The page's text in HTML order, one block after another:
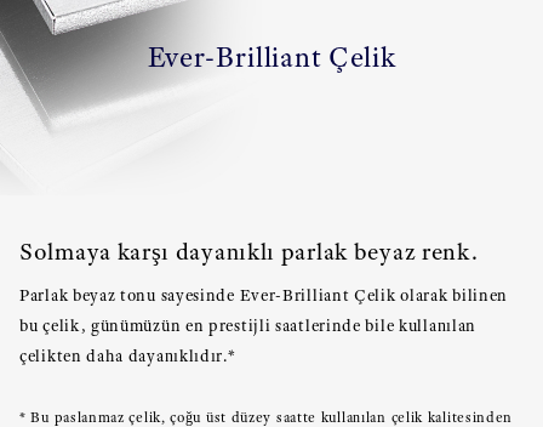
Ever-Brilliant Çelik
Solmaya karşı dayanıklı parlak beyaz renk.
Parlak beyaz tonu sayesinde Ever-Brilliant Çelik olarak bilinen
bu çelik, günümüzün en prestijli saatlerinde bile kullanılan
çelikten daha dayanıklıdır.*
* Bu paslanmaz çelik, çoğu üst düzey saatte kullanılan çelik kalitesinden